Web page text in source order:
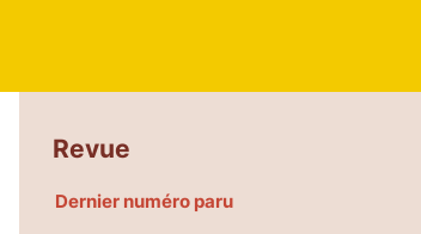
Revue
Dernier numéro paru